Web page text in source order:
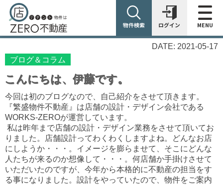
物件検索 ログイン MENU
DATE: 2021-05-17
ブログ＆コラム
こんにちは、伊藤です。
今回は初のブログなので、自己紹介をさせて頂きます。
『繁盛物件不動産』は店舗の設計・デザイン会社である
WORKS-ZEROが運営しています。
私は昨年まで店舗の設計・デザイン業務をさせて頂いてお
りました。店舗設計ってわくわくしますよね。どんなお店
にしようか・・・。イメージを膨らませて、そこにどんな
人たちが来るのか想像して・・・。何店舗か手掛けさせて
いただいたのですが、今年から本格的に不動産の担当をす
る事になりました。設計をやっていたので、物件をご案内